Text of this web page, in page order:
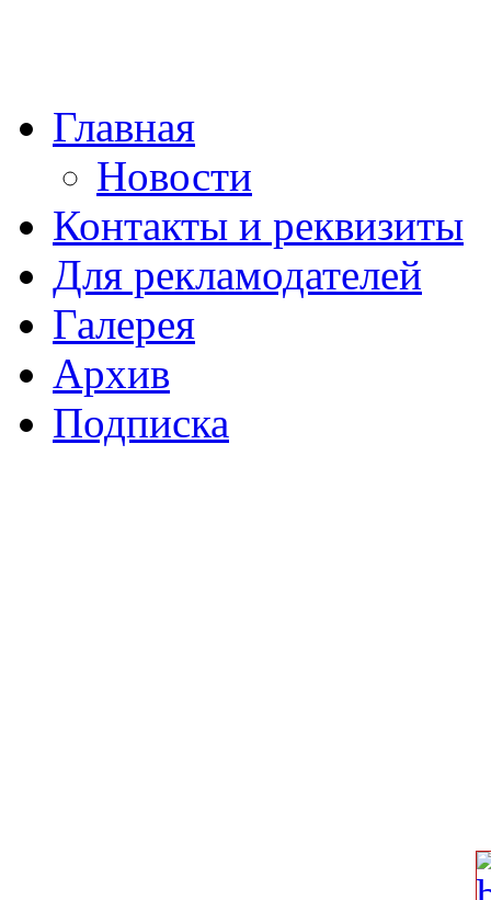
Главная
Новости
Контакты и реквизиты
Для рекламодателей
Галерея
Архив
Подписка